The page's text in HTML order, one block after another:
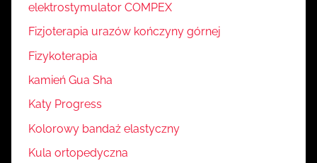
elektrostymulator COMPEX
Fizjoterapia urazów kończyny górnej
Fizykoterapia
kamień Gua Sha
Katy Progress
Kolorowy bandaż elastyczny
Kula ortopedyczna